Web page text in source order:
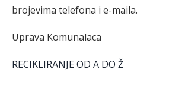
brojevima telefona i e-maila.
Uprava Komunalaca
RECIKLIRANJE OD A DO Ž